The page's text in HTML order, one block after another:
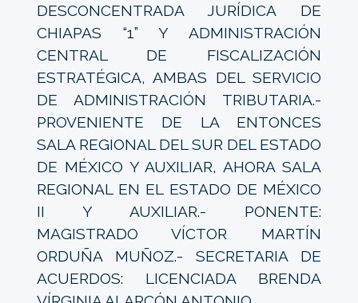
DESCONCENTRADA JURÍDICA DE
CHIAPAS “1” Y ADMINISTRACIÓN
CENTRAL DE FISCALIZACIÓN
ESTRATÉGICA, AMBAS DEL SERVICIO
DE ADMINISTRACIÓN TRIBUTARIA.-
PROVENIENTE DE LA ENTONCES
SALA REGIONAL DEL SUR DEL ESTADO
DE MÉXICO Y AUXILIAR, AHORA SALA
REGIONAL EN EL ESTADO DE MÉXICO
II Y AUXILIAR.- PONENTE:
MAGISTRADO VÍCTOR MARTÍN
ORDUÑA MUÑOZ.- SECRETARIA DE
ACUERDOS: LICENCIADA BRENDA